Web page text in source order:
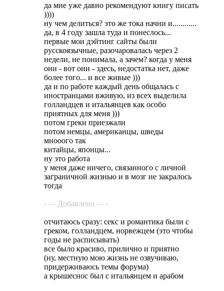
да мне уже давно рекомендуют книгу писать
))))
ну чем делиться? это же тока начни и............
да, в 4 году зашла туда и понеслось...
первые мои дэйтинг сайты были
русскоязычные, разочаровалась через 2
недели, не понимала, а зачем? когда у меня
они - вот они - здесь, недостатка нет, даже
более того... и все живые )))
да и по работе каждый день общалась с
иностранцами вживую, из всех выделила
голландцев и итальянцев как особо
приятных для меня )))
потом греки приезжали
потом немцы, американцы, шведы
мнооого так
китайцы, японцы...
ну это работа
у меня даже ничего, связанного с личной
заграничной жизнью и в мозг не закралось
тогда
- - - Добавлено - - -
отчитаюсь сразу: секс и романтика были с
греком, голландцем, норвежцем (это чтобы
годы не расписывать)
все было красиво, прилично и приятно
(ну, местную мою жизнь не озвучиваю,
придерживаюсь темы форума)
а крышеснос был с итальянцем и арабом